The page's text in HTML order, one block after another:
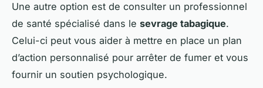
Une autre option est de consulter un professionnel
de santé spécialisé dans le sevrage tabagique.
Celui-ci peut vous aider à mettre en place un plan
d’action personnalisé pour arrêter de fumer et vous
fournir un soutien psychologique.